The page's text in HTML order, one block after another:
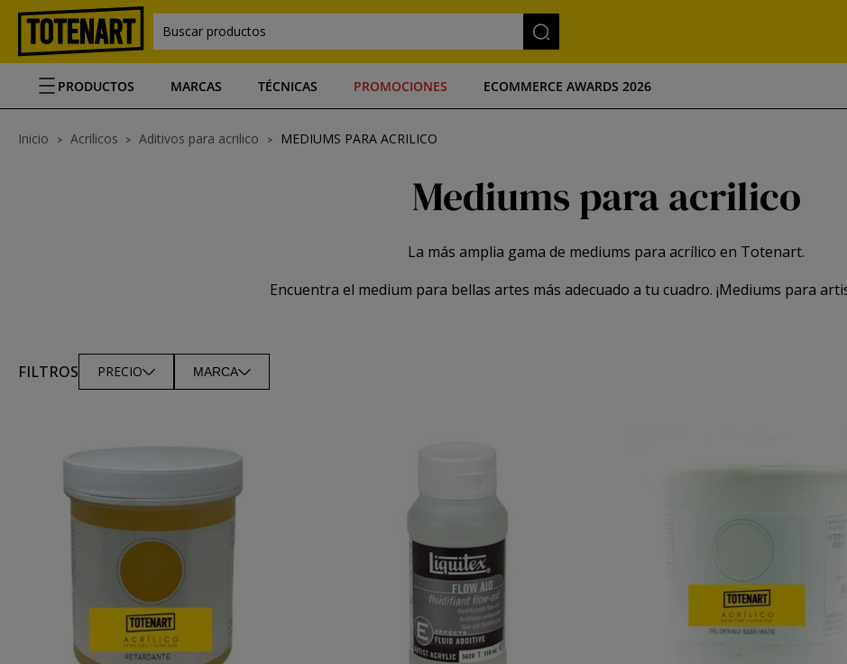
Buscar productos
PRODUCTOS MARCAS TÉCNICAS PROMOCIONES ECOMMERCE AWARDS 2026
Inicio Acrilicos Aditivos para acrilico MEDIUMS PARA ACRILICO
Mediums para acrilico
La más amplia gama de mediums para acrílico en Totenart.
Encuentra el medium para bellas artes más adecuado a tu cuadro. ¡Mediums para
FILTROS PRECIO MARCA